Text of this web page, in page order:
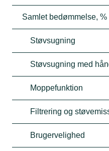
Samlet bedømmelse, %
Støvsugning
Støvsugning med
Moppefunktion
Filtrering og
Brugervelighed